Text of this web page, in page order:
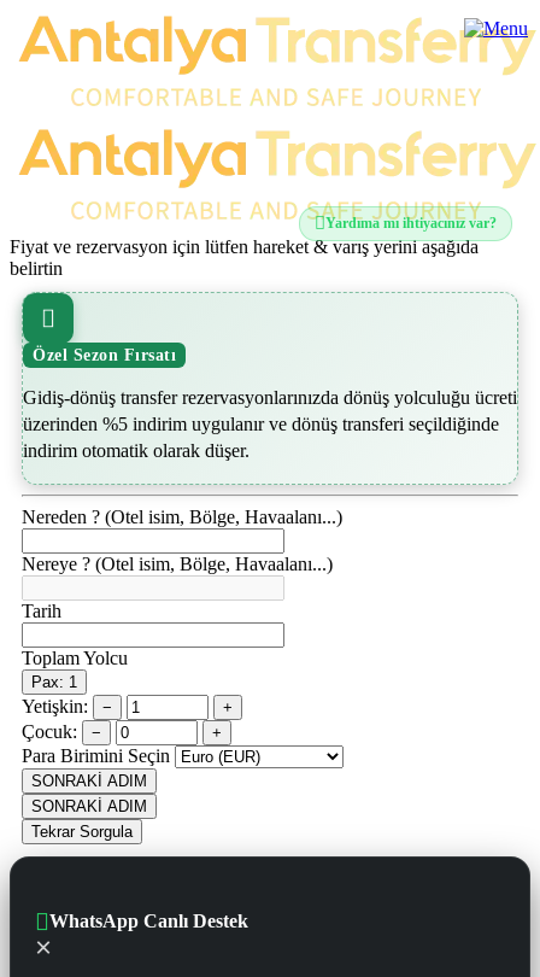
Yardıma mı ihtiyacınız var?
Fiyat ve rezervasyon için lütfen hareket & varış yerini aşağıda
belirtin
Özel Sezon Fırsatı
Gidiş-dönüş transfer rezervasyonlarınızda dönüş yolculuğu ücreti
üzerinden %5 indirim uygulanır ve dönüş transferi seçildiğinde
indirim otomatik olarak düşer.
Nereden ? (Otel isim, Bölge, Havaalanı...)
Nereye ? (Otel isim, Bölge, Havaalanı...)
Tarih
Toplam Yolcu
Pax: 1
Yetişkin: − +
Çocuk: − +
Para Birimini Seçin
SONRAKİ ADIM
SONRAKİ ADIM
Tekrar Sorgula
WhatsApp Canlı Destek
×